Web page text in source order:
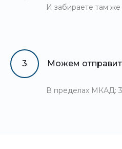
И забираете там
3 Можем
В пределах МКАД: